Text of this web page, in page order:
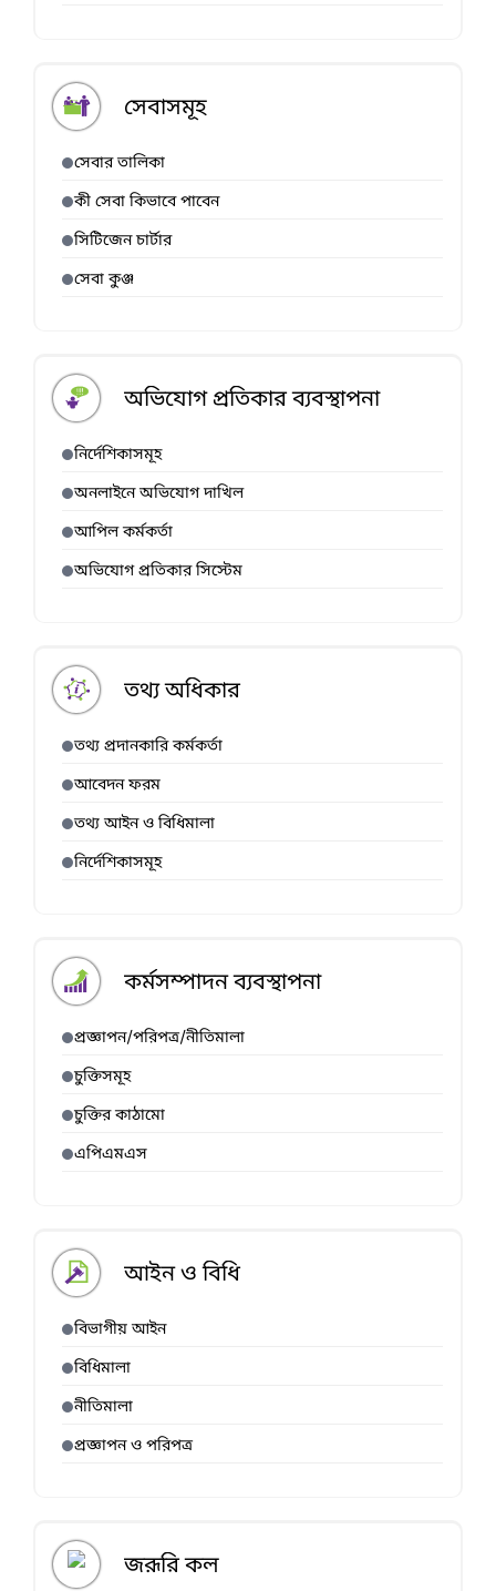
সেবাসমূহ
সেবার তালিকা
কী সেবা কিভাবে পাবেন
সিটিজেন চার্টার
সেবা কুঞ্জ
অভিযোগ প্রতিকার ব্যবস্থাপনা
নির্দেশিকাসমূহ
অনলাইনে অভিযোগ দাখিল
আপিল কর্মকর্তা
অভিযোগ প্রতিকার সিস্টেম
তথ্য অধিকার
তথ্য প্রদানকারি কর্মকর্তা
আবেদন ফরম
তথ্য আইন ও বিধিমালা
নির্দেশিকাসমূহ
কর্মসম্পাদন ব্যবস্থাপনা
প্রজ্ঞাপন/পরিপত্র/নীতিমালা
চুক্তিসমূহ
চুক্তির কাঠামো
এপিএমএস
আইন ও বিধি
বিভাগীয় আইন
বিধিমালা
নীতিমালা
প্রজ্ঞাপন ও পরিপত্র
জরূরি কল